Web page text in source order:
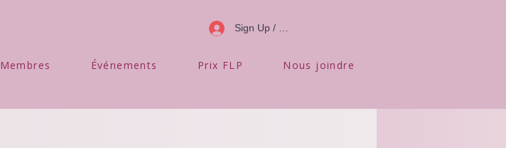
Sign Up / Log In
Membres Événements Prix FLP Nous joindre